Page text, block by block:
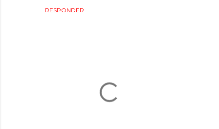
RESPONDER